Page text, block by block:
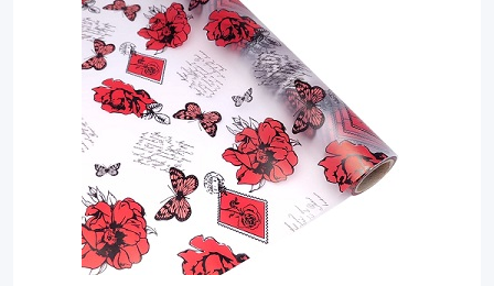
Пакеты
Пленка
Сухоцветы, Перья
Упаковочные материалы
Раньше входили по номеру телефона?
Войти
Нет аккаунта? Создать